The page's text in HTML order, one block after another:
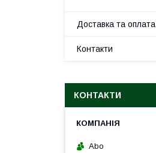
Доставка та оплата
Контакти
КОНТАКТИ
Abo